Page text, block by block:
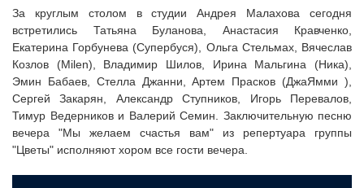
За круглым столом в студии Андрея Малахова сегодня
встретились Татьяна Буланова, Анастасия Кравченко,
Екатерина Горбунева (Супербуся), Ольга Стельмах, Вячеслав
Козлов (Milen), Владимир Шилов, Ирина Мальгина (Ника),
Эмин Бабаев, Стелла Джанни, Артем Прасков (ДжаЯмми ),
Сергей Закарян, Александр Ступников, Игорь Перевалов,
Тимур Ведерников и Валерий Семин. Заключительную песню
вечера "Мы желаем счастья вам" из репертуара группы
"Цветы" исполняют хором все гости вечера.